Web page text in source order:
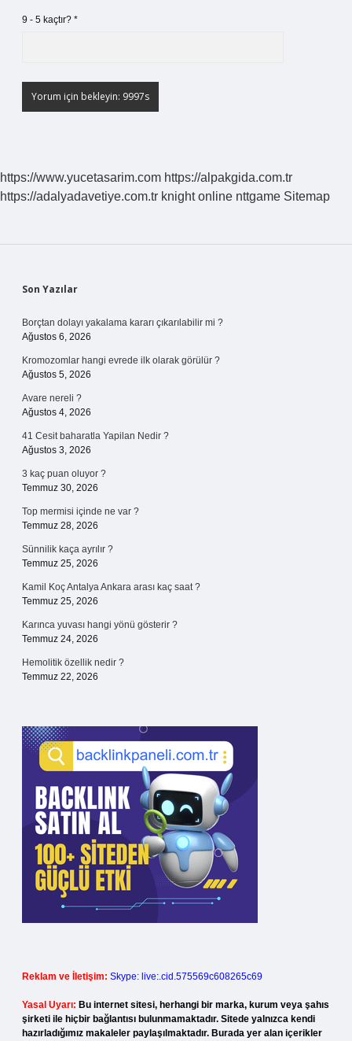
9 - 5 kaçtır? *
https://www.yucetasarim.com https://alpakgida.com.tr
https://adalyadavetiye.com.tr knight online nttgame Sitemap
Sidebar
Son Yazılar
Borçtan dolayı yakalama kararı çıkarılabilir mi ?
Ağustos 6, 2026
Kromozomlar hangi evrede ilk olarak görülür ?
Ağustos 5, 2026
Avare nereli ?
Ağustos 4, 2026
41 Cesit baharatla Yapilan Nedir ?
Ağustos 3, 2026
3 kaç puan oluyor ?
Temmuz 30, 2026
Top mermisi içinde ne var ?
Temmuz 28, 2026
Sünnilik kaça ayrılır ?
Temmuz 25, 2026
Kamil Koç Antalya Ankara arası kaç saat ?
Temmuz 25, 2026
Karınca yuvası hangi yönü gösterir ?
Temmuz 24, 2026
Hemolitik özellik nedir ?
Temmuz 22, 2026
Reklam ve İletişim: Skype: live:.cid.575569c608265c69
Yasal Uyarı: Bu internet sitesi, herhangi bir marka, kurum veya şahıs
şirketi ile hiçbir bağlantısı bulunmamaktadır. Sitede yalnızca kendi
hazırladığımız makaleler paylaşılmaktadır. Burada yer alan içerikler